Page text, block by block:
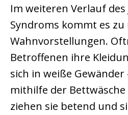
Im weiteren Verlauf des
Syndroms kommt es zu
Wahnvorstellungen.
Betroffenen ihre
sich in weiße
mithilfe der Bettwäsche
ziehen sie betend und